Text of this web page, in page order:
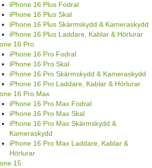
iPhone 16 Plus Fodral
iPhone 16 Plus Skal
iPhone 16 Plus Skärmskydd & Kameraskydd
iPhone 16 Plus Laddare, Kablar & Hörlurar
16 Pro
iPhone 16 Pro Fodral
iPhone 16 Pro Skal
iPhone 16 Pro Skärmskydd & Kameraskydd
iPhone 16 Pro Laddare, Kablar & Hörlurar
16 Pro Max
iPhone 16 Pro Max Fodral
iPhone 16 Pro Max Skal
iPhone 16 Pro Max Skärmskydd &
Kameraskydd
iPhone 16 Pro Max Laddare, Kablar &
Hörlurar
15